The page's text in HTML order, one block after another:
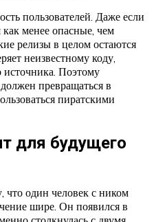
пользователей. Даже если
менее опасные, чем
релизы в целом остаются
неизвестному коду,
источника. Поэтому
превращаться в
пиратскими
для будущего
один человек с ником
шире. Он появился в